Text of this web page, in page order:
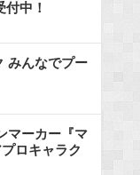
中！
みんなでプー
マーカー『マ
ロキャラク